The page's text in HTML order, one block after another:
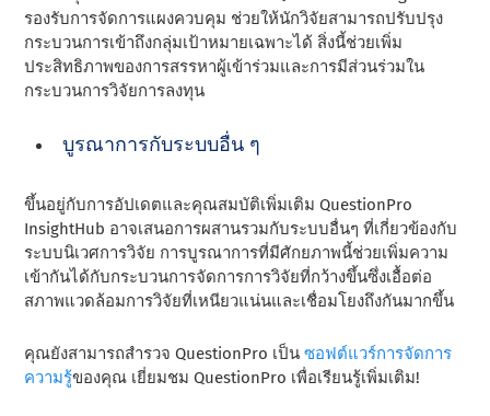
รองรับการจัดการแผงควบคุม ช่วยให้นักวิจัยสามารถปรับปรุง
กระบวนการเข้าถึงกลุ่มเป้าหมายเฉพาะได้ สิ่งนี้ช่วยเพิ่ม
ประสิทธิภาพของการสรรหาผู้เข้าร่วมและการมีส่วนร่วมใน
กระบวนการวิจัยการลงทุน
บูรณาการกับระบบอื่น ๆ
ขึ้นอยู่กับการอัปเดตและคุณสมบัติเพิ่มเติม QuestionPro
InsightHub อาจเสนอการผสานรวมกับระบบอื่นๆ ที่เกี่ยวข้องกับ
ระบบนิเวศการวิจัย การบูรณาการที่มีศักยภาพนี้ช่วยเพิ่มความ
เข้ากันได้กับกระบวนการจัดการการวิจัยที่กว้างขึ้นซึ่งเอื้อต่อ
สภาพแวดล้อมการวิจัยที่เหนียวแน่นและเชื่อมโยงถึงกันมากขึ้น
คุณยังสามารถสํารวจ QuestionPro เป็นซอฟต์แวร์การจัดการ
ความรู้ของคุณ เยี่ยมชม QuestionPro เพื่อเรียนรู้เพิ่มเติม!